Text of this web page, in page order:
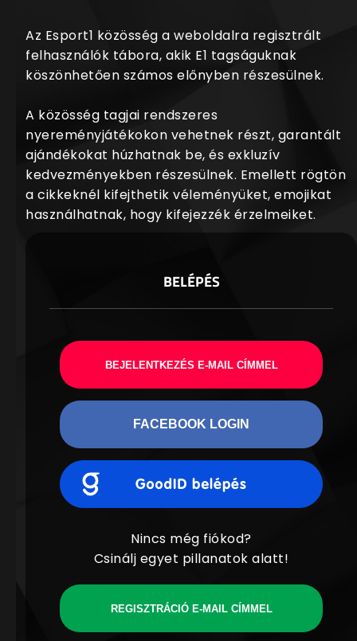
Az Esport1 közösség a weboldalra regisztrált
felhasználók tábora, akik E1 tagságuknak
köszönhetően számos előnyben részesülnek.
A közösség tagjai rendszeres
nyereményjátékokon vehetnek részt, garantált
ajándékokat húzhatnak be, és exkluzív
kedvezményekben részesülnek. Emellett rögtön
a cikkeknél kifejthetik véleményüket, emojikat
használhatnak, hogy kifejezzék érzelmeiket.
BELÉPÉS
BEJELENTKEZÉS E-MAIL CÍMMEL
FACEBOOK LOGIN
Nincs még fiókod?
Csinálj egyet pillanatok alatt!
REGISZTRÁCIÓ E-MAIL CÍMMEL